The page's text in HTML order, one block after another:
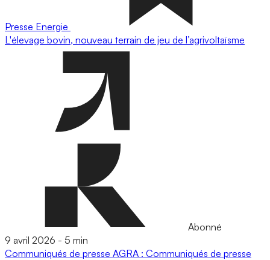
Presse Energie
L'élevage bovin, nouveau terrain de jeu de l’agrivoltaïsme
Abonné
9 avril 2026 - 5 min
Communiqués de presse AGRA : Communiqués de presse